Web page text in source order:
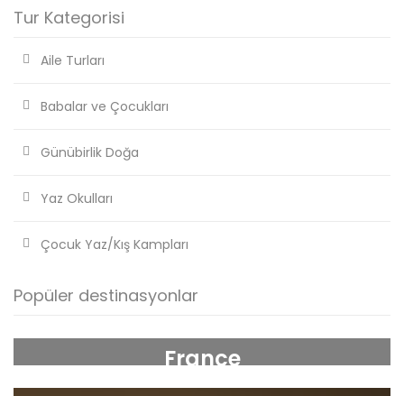
Tur Kategorisi
Aile Turları
Babalar ve Çocukları
Günübirlik Doğa
Yaz Okulları
Çocuk Yaz/Kış Kampları
Popüler destinasyonlar
France